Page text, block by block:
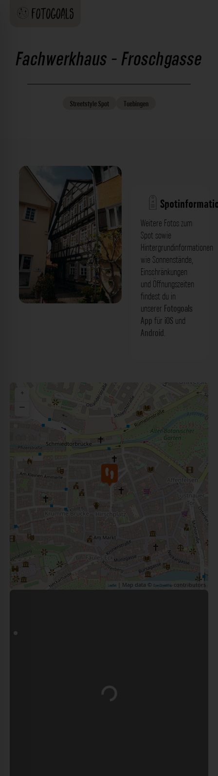
Fachwerkhaus - Froschgasse
StreetstyleSpot Tuebingen
Weitere Fotos zum
Spot sowie
Hintergrundinformationen
wie Sonnenstände,
Einschränkungen
und Öffnungszeiten
findest du in
unserer Fotogoals
App für iOS und
Android.
+
−
Leaflet | Map data © OpenStreetMap contributors
Wird geladen …